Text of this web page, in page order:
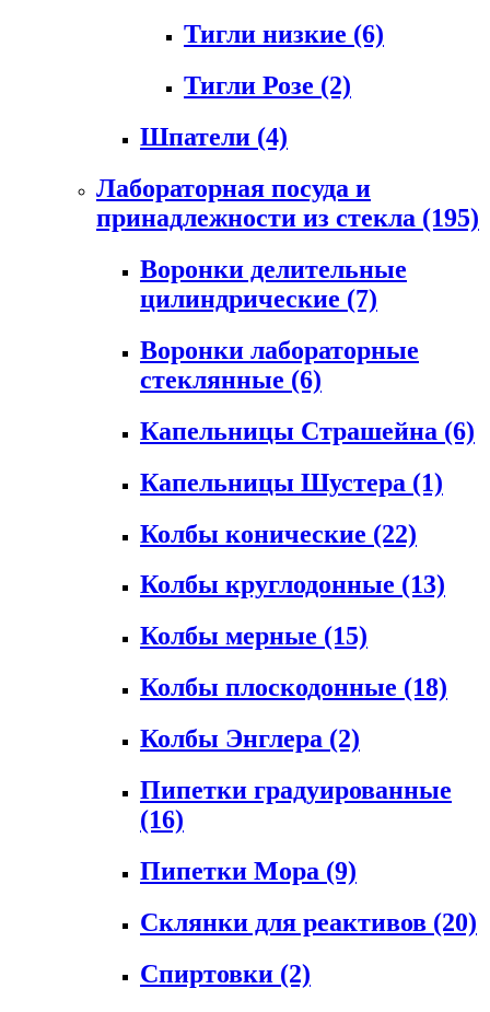
Тигли низкие (6)
Тигли Розе (2)
Шпатели (4)
Лабораторная посуда и
принадлежности из стекла (195)
Воронки делительные
цилиндрические (7)
Воронки лабораторные
стеклянные (6)
Капельницы Страшейна (6)
Капельницы Шустера (1)
Колбы конические (22)
Колбы круглодонные (13)
Колбы мерные (15)
Колбы плоскодонные (18)
Колбы Энглера (2)
Пипетки градуированные
(16)
Пипетки Мора (9)
Склянки для реактивов (20)
Спиртовки (2)